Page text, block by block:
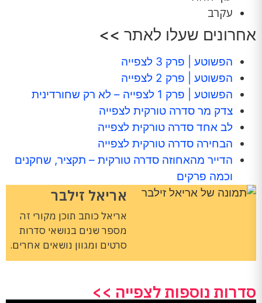
עקרב
אחרונים שעלו לאתר >>
הפשוטע | פרק 3 לצפייה
הפשוטע | פרק 2 לצפייה
הפשוטע | פרק 1 לצפייה – לא רק שחורדינית
צדק מר סדרה טורקית לצפייה
לב אחד סדרה טורקית לצפייה
הבחירה סדרה טורקית לצפייה
הדייר מהאחוזה סדרה טורקית – תקציר, שחקנים
וכמה פרקים
אריאל זילבר
אריאל כותב תוכן מקורי זה
מספר שנים בנושאי סדרות
סרטים ומגוון נושאים אחרים.
סדרות נוספות לצפייה >>